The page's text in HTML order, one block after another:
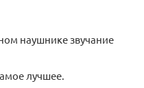
наушнике звучание
лучшее.